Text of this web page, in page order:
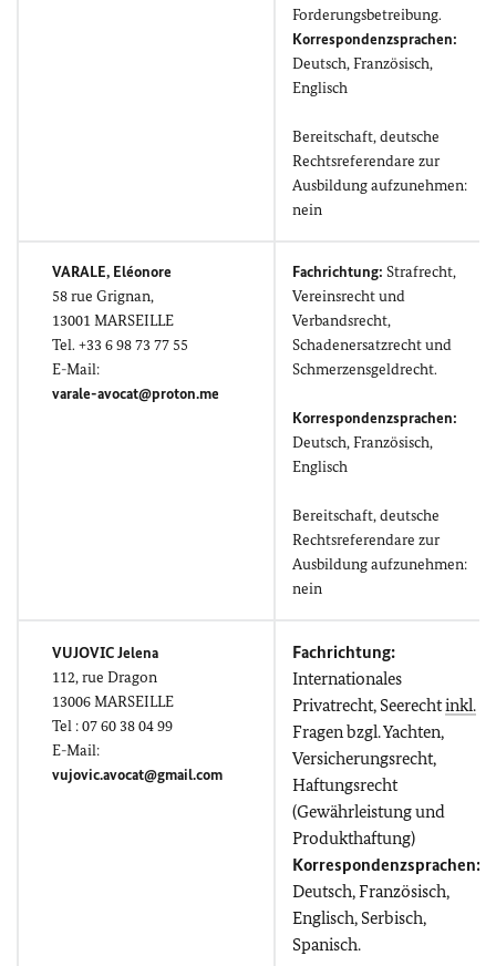
Forderungsbetreibung.
Korrespondenzsprachen:
Deutsch, Französisch,
Englisch
Bereitschaft, deutsche
Rechtsreferendare zur
Ausbildung aufzunehmen:
nein
VARALE, Eléonore
58rue Grignan,
13001 MARSEILLE
Tel. +33 6 98 73 77 55
E-Mail:
varale-avocat@proton.me
Fachrichtung: Strafrecht,
Vereinsrecht und
Verbandsrecht,
Schadenersatzrecht und
Schmerzensgeldrecht.
Korrespondenzsprachen:
Deutsch, Französisch,
Englisch
Bereitschaft, deutsche
Rechtsreferendare zur
Ausbildung aufzunehmen:
nein
VUJOVIC Jelena
112,rue Dragon
13006 MARSEILLE
Tel : 07 60 38 04 99
E-Mail:
vujovic.avocat@gmail.com
Fachrichtung:
Internationales
Privatrecht, Seerechtinkl.
Fragen bzgl. Yachten,
Versicherungsrecht,
Haftungsrecht
(Gewährleistung und
Produkthaftung)
Korrespondenzsprachen:
Deutsch, Französisch,
Englisch, Serbisch,
Spanisch.